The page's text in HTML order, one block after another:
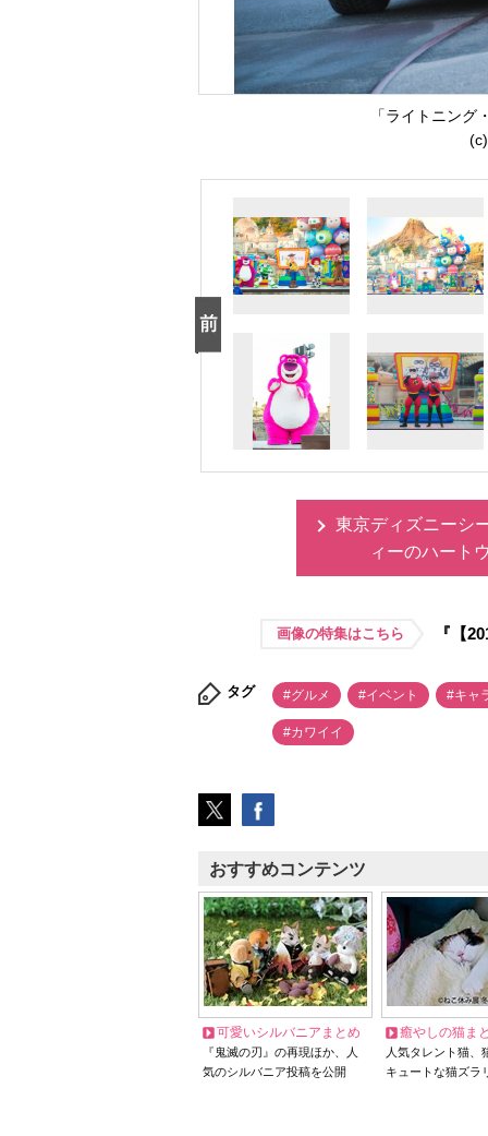
「ライトニング
東京ディズニーシ
ィーのハート
画像の特集はこちら 『【
タグ #グルメ #イベント #キャ
#カワイイ
おすすめコンテンツ
可愛いシルバニアまとめ
『鬼滅の刃』の再現ほか、人
気のシルバニア投稿を公開
癒やしの猫ま
人気タレント猫
キュートな猫ズラ